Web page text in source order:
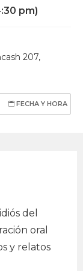
pm)
207,
FECHA Y HORA
del
oral
y relatos